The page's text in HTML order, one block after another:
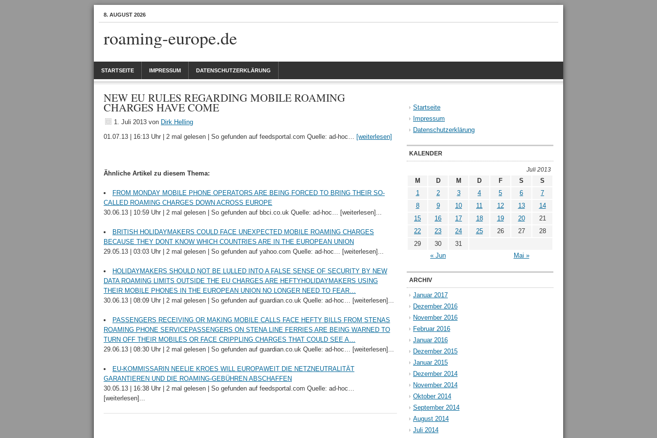
8. AUGUST 2026
roaming-europe.de
STARTSEITE IMPRESSUM DATENSCHUTZERKLÄRUNG
NEW EU RULES REGARDING MOBILE ROAMING
CHARGES HAVE COME
1. Juli 2013 von Dirk Helling
01.07.13 | 16:13 Uhr | 2 mal gelesen | So gefunden auf feedsportal.com Quelle: ad-hoc… [weiterlesen]
Ähnliche Artikel zu diesem Thema:
FROM MONDAY MOBILE PHONE OPERATORS ARE BEING FORCED TO BRING THEIR SO-
CALLED ROAMING CHARGES DOWN ACROSS EUROPE
30.06.13 | 10:59 Uhr | 2 mal gelesen | So gefunden auf bbci.co.uk Quelle: ad-hoc… [weiterlesen]...
BRITISH HOLIDAYMAKERS COULD FACE UNEXPECTED MOBILE ROAMING CHARGES
BECAUSE THEY DONT KNOW WHICH COUNTRIES ARE IN THE EUROPEAN UNION
29.05.13 | 03:03 Uhr | 2 mal gelesen | So gefunden auf yahoo.com Quelle: ad-hoc… [weiterlesen]...
HOLIDAYMAKERS SHOULD NOT BE LULLED INTO A FALSE SENSE OF SECURITY BY NEW
DATA ROAMING LIMITS OUTSIDE THE EU CHARGES ARE HEFTYHOLIDAYMAKERS USING
THEIR MOBILE PHONES IN THE EUROPEAN UNION NO LONGER NEED TO FEAR…
30.06.13 | 08:09 Uhr | 2 mal gelesen | So gefunden auf guardian.co.uk Quelle: ad-hoc… [weiterlesen]...
PASSENGERS RECEIVING OR MAKING MOBILE CALLS FACE HEFTY BILLS FROM STENAS
ROAMING PHONE SERVICEPASSENGERS ON STENA LINE FERRIES ARE BEING WARNED TO
TURN OFF THEIR MOBILES OR FACE CRIPPLING CHARGES THAT COULD SEE A…
29.06.13 | 08:30 Uhr | 2 mal gelesen | So gefunden auf guardian.co.uk Quelle: ad-hoc… [weiterlesen]...
EU-KOMMISSARIN NEELIE KROES WILL EUROPAWEIT DIE NETZNEUTRALITÄT
GARANTIEREN UND DIE ROAMING-GEBÜHREN ABSCHAFFEN
30.05.13 | 16:38 Uhr | 2 mal gelesen | So gefunden auf feedsportal.com Quelle: ad-hoc…
[weiterlesen]...
Startseite
Impressum
Datenschutzerklärung
KALENDER
Juli 2013
M D M D F S S
« Jun Mai »
1 2 3 4 5 6
7
8
9 10 11 12 13
14
15
16 17 18 19 20
21
22
23 24 25 26 27
28
29
30 31
ARCHIV
Januar 2017
Dezember 2016
November 2016
Februar 2016
Januar 2016
Dezember 2015
Januar 2015
Dezember 2014
November 2014
Oktober 2014
September 2014
August 2014
Juli 2014